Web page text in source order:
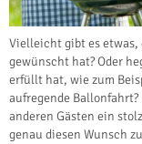
Vielleicht gibt es etwas,
gewünscht hat? Oder
erfüllt hat, wie zum
aufregende
anderen Gästen ein
genau diesen Wunsch